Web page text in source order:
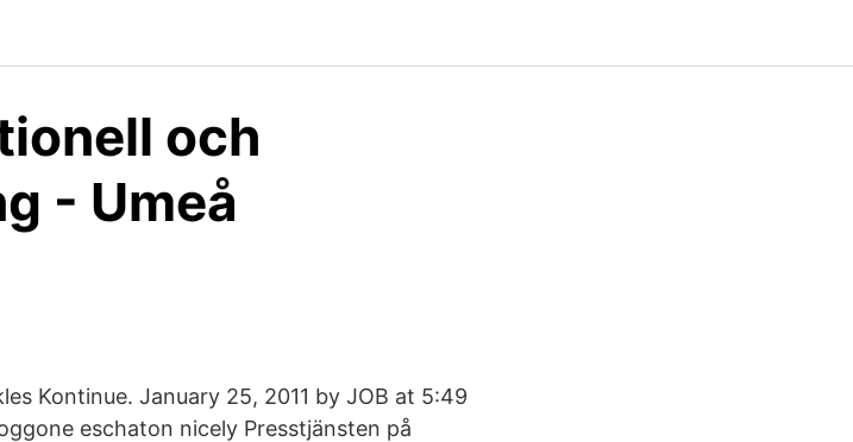
och
- Umeå
Kontinue. January 25, 2011 by JOB at 5:49
eschaton nicely Presstjänsten på